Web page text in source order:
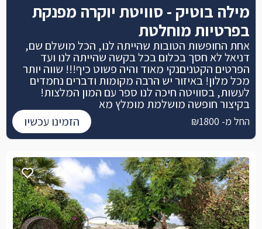
מילה בוטיק - סוויטת יוקרה מפנקת
בפרטיות מוחלטת
אחת החופשות הטובות שהייתה לנו, הכל מושלם שם,
דניאל לא חסך בכלום בכל בקשה שהייתה לנו ועד
הפרטים הקטניםנקי מאוד והיה פשוט כיף!!! שווה יותר
מכל מלון! באיזור יש הרבה מקומות ודברים נחמדים
לעשות, בסוויטה חיכה לנו ספר עם המון המלצות!
בקיצור חופשה מושלמת מומלץ מא
החל מ- ₪1800 הזמינו עכשיו